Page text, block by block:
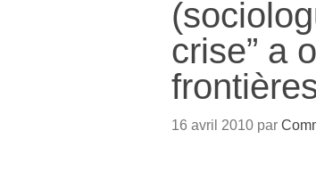
crise” a
16 avril 2010 par